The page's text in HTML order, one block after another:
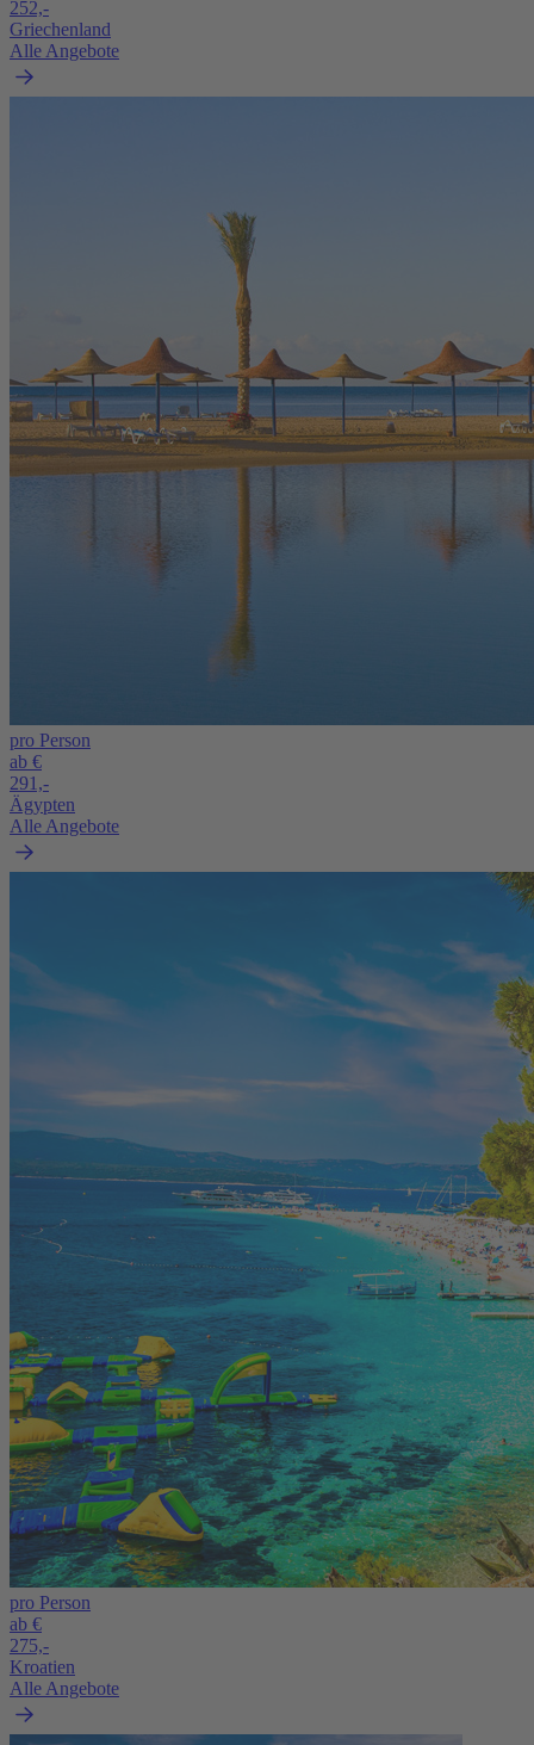
252,-
Griechenland
Alle Angebote
pro Person
ab €
291,-
Ägypten
Alle Angebote
pro Person
ab €
275,-
Kroatien
Alle Angebote